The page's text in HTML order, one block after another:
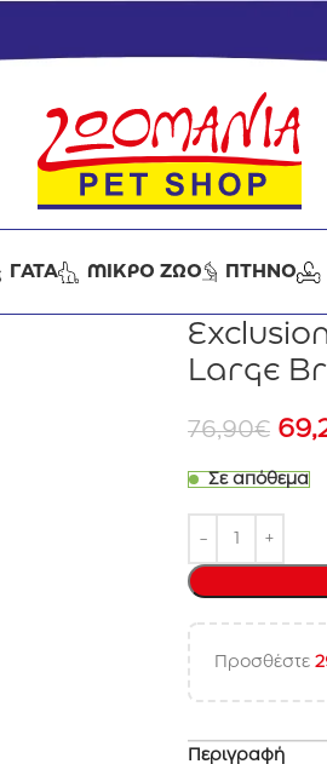
ΓΑΤΑ ΜΙΚΡΟ ΖΩΟ ΠΤΗΝΟ
Large
76,90€
Σε απόθεμα
Προσθέστε
Περιγραφή